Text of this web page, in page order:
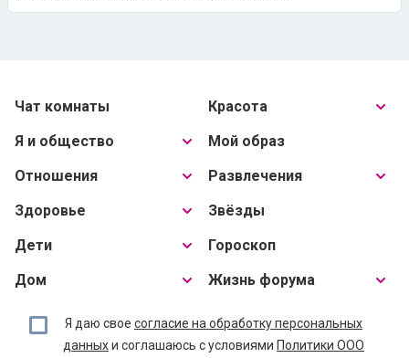
Чат комнаты
Я и общество
Отношения
Здоровье
Дети
Дом
Красота
Мой образ
Развлечения
Звёзды
Гороскоп
Жизнь форума
Я даю свое согласие на обработку персональных
данныхи соглашаюсь с условиями Политики ООО